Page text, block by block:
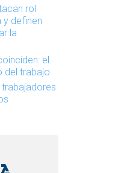
rol
y definen
la
el
del trabajo